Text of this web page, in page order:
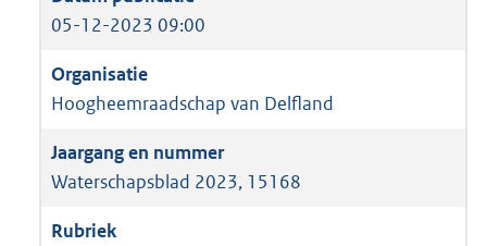
05-12-2023 09:00
Hoogheemraadschap van Delfland
Waterschapsblad 2023, 15168